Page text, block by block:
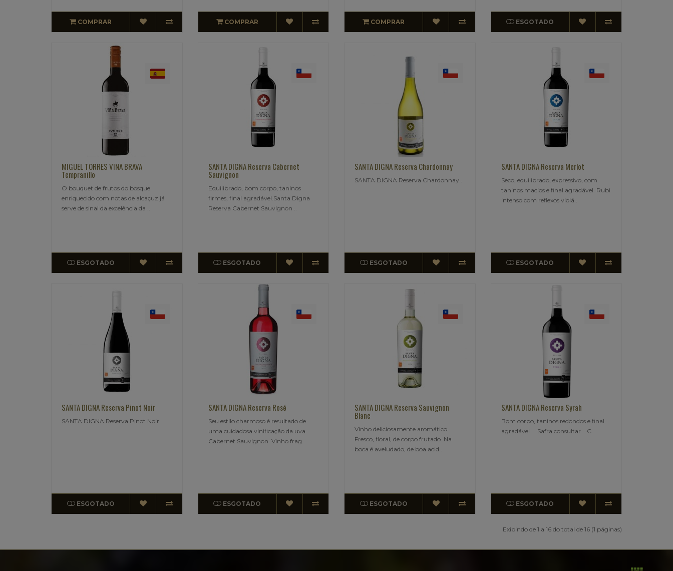
COMPRAR COMPRAR COMPRAR ESGOTADO
MIGUEL TORRES VINA BRAVA
Tempranillo
O bouquet de frutos do bosque
enriquecido com notas de alcaçuz já
serve de sinal da excelência da ..
ESGOTADO
SANTA DIGNA Reserva Cabernet
Sauvignon
Equilibrado, bom corpo, taninos
firmes, final agradável.Santa Digna
Reserva Cabernet Sauvignon ..
ESGOTADO
SANTA DIGNA Reserva Chardonnay
SANTA DIGNA Reserva Chardonnay..
ESGOTADO
SANTA DIGNA Reserva Merlot
Seco, equilibrado, expressivo, com
taninos macios e final agradável. Rubi
intenso com reflexos violá..
ESGOTADO
SANTA DIGNA Reserva Pinot Noir
SANTA DIGNA Reserva Pinot Noir..
ESGOTADO
SANTA DIGNA Reserva Rosé
Seu estilo charmoso é resultado de
uma cuidadosa vinificação da uva
Cabernet Sauvignon. Vinho frag..
ESGOTADO
SANTA DIGNA Reserva Sauvignon
Blanc
Vinho deliciosamente aromático.
Fresco, floral, de corpo frutado. Na
boca é aveludado, de boa acid..
ESGOTADO
SANTA DIGNA Reserva Syrah
Bom corpo, taninos redondos e final
agradável. Safra consultar C..
ESGOTADO
Exibindo de 1 a 16 do total de 16 (1 páginas)